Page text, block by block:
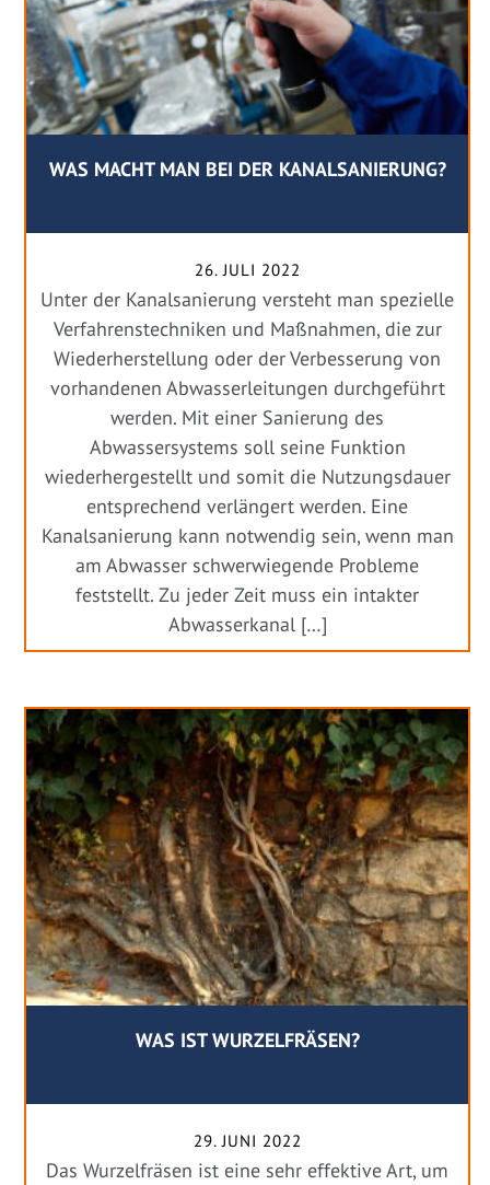
WAS MACHT MAN BEI DER KANALSANIERUNG?
26. JULI 2022
Unter der Kanalsanierung versteht man spezielle
Verfahrenstechniken und Maßnahmen, die zur
Wiederherstellung oder der Verbesserung von
vorhandenen Abwasserleitungen durchgeführt
werden. Mit einer Sanierung des
Abwassersystems soll seine Funktion
wiederhergestellt und somit die Nutzungsdauer
entsprechend verlängert werden. Eine
Kanalsanierung kann notwendig sein, wenn man
am Abwasser schwerwiegende Probleme
feststellt. Zu jeder Zeit muss ein intakter
Abwasserkanal […]
WAS IST WURZELFRÄSEN?
29. JUNI 2022
Das Wurzelfräsen ist eine sehr effektive Art, um